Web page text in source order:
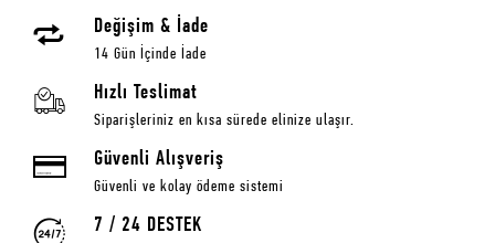
Değişim & İade
14 Gün İçinde İade
Hızlı Teslimat
Siparişleriniz en kısa sürede elinize ulaşır.
Güvenli Alışveriş
Güvenli ve kolay ödeme sistemi
7 / 24 DESTEK